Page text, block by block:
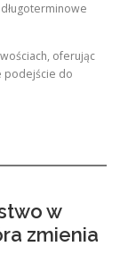
oferując
podejście do
w
zmienia